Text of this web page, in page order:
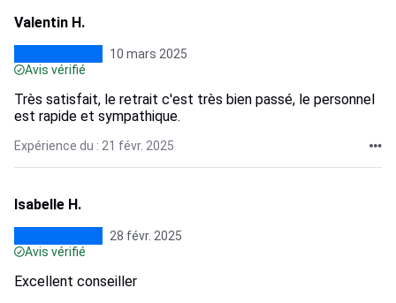
Valentin H.
10 mars 2025
Avis vérifié
Très satisfait, le retrait c'est très bien passé, le personnel
est rapide et sympathique.
Expérience du : 21 févr. 2025
Isabelle H.
28 févr. 2025
Avis vérifié
Excellent conseiller